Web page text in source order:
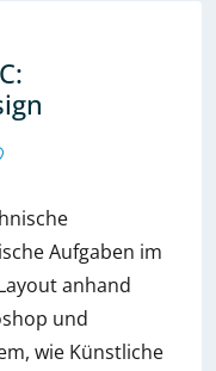
Aufgaben im
anhand
und
wie Künstliche